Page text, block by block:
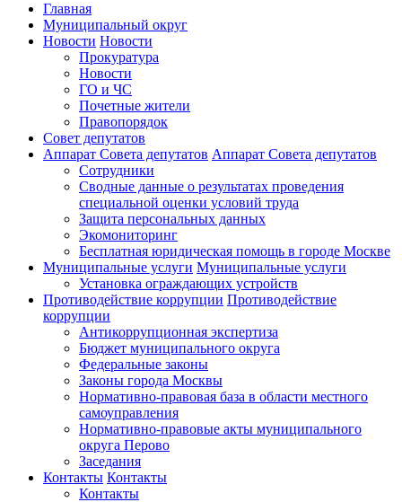
Главная
Муниципальный округ
Новости Новости
Прокуратура
Новости
ГО и ЧС
Почетные жители
Правопорядок
Совет депутатов
Аппарат Совета депутатов Аппарат Совета депутатов
Сотрудники
Сводные данные о результатах проведения
специальной оценки условий труда
Защита персональных данных
Экомониторинг
Бесплатная юридическая помощь в городе Москве
Муниципальные услуги Муниципальные услуги
Установка ограждающих устройств
Противодействие коррупции Противодействие
коррупции
Антикоррупционная экспертиза
Бюджет муниципального округа
Федеральные законы
Законы города Москвы
Нормативно-правовая база в области местного
самоуправления
Нормативно-правовые акты муниципального
округа Перово
Заседания
Контакты Контакты
Контакты